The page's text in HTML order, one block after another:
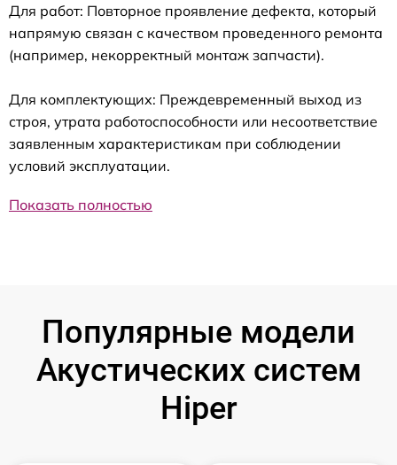
Для работ: Повторное проявление дефекта, который
напрямую связан с качеством проведенного ремонта
(например, некорректный монтаж запчасти).
Для комплектующих: Преждевременный выход из
строя, утрата работоспособности или несоответствие
заявленным характеристикам при соблюдении
условий эксплуатации.
Показать полностью
Популярные модели
Акустических систем
Hiper